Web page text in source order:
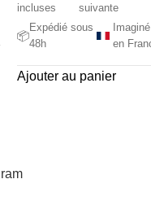
incluses
suivante
📦
Expédié sous
48h
en
Ajouter au panier